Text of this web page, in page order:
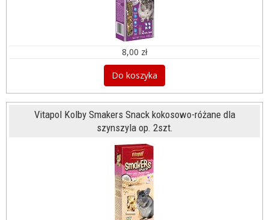
8,00 zł
Do koszyka
Vitapol Kolby Smakers Snack kokosowo-różane dla
szynszyla op. 2szt.